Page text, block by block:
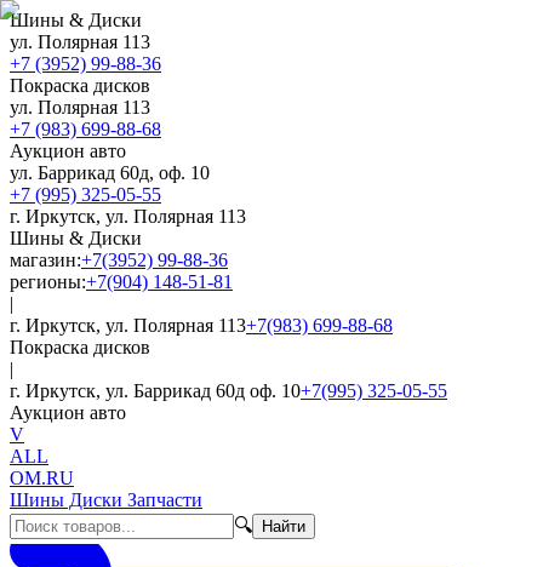
Шины & Диски
ул. Полярная 113
+7 (3952) 99-88-36
Покраска дисков
ул. Полярная 113
+7 (983) 699-88-68
Аукцион авто
ул. Баррикад 60д, оф. 10
+7 (995) 325-05-55
г. Иркутск, ул. Полярная 113
Шины & Диски
магазин:+7(3952) 99-88-36
регионы:+7(904) 148-51-81
|
г. Иркутск, ул. Полярная 113+7(983) 699-88-68
Покраска дисков
|
г. Иркутск, ул. Баррикад 60д оф. 10+7(995) 325-05-55
Аукцион авто
V
ALL
OM.RU
Шины Диски Запчасти
🔍
Найти